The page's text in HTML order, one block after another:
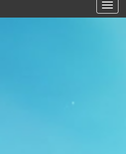
القائمه
الرئيسية